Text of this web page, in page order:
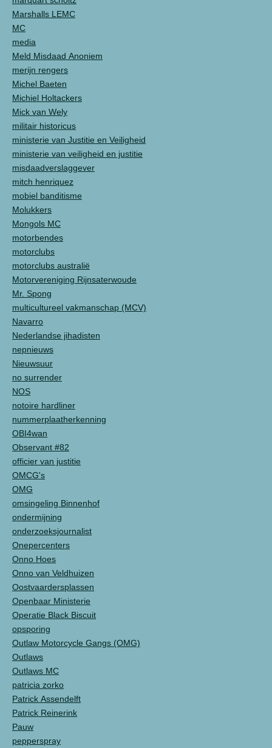
Marshalls LEMC
MC
media
Meld Misdaad Anoniem
merijn rengers
Michel Baeten
Michiel Holtackers
Mick van Wely
militair historicus
ministerie van Justitie en Veiligheid
ministerie van veiligheid en justitie
misdaadverslaggever
mitch henriquez
mobiel banditisme
Molukkers
Mongols MC
motorbendes
motorclubs
motorclubs australië
Motorvereniging Rijnsaterwoude
Mr. Spong
multicultureel vakmanschap (MCV)
Navarro
Nederlandse jihadisten
nepnieuws
Nieuwsuur
no surrender
NOS
notoire hardliner
nummerplaatherkenning
OBI4wan
Observant #82
officier van justitie
OMCG's
OMG
omsingeling Binnenhof
ondermijning
onderzoeksjournalist
Onepercenters
Onno Hoes
Onno van Veldhuizen
Oostvaardersplassen
Openbaar Ministerie
Operatie Black Biscuit
opsporing
Outlaw Motorcycle Gangs (OMG)
Outlaws
Outlaws MC
patricia zorko
Patrick Assendelft
Patrick Reinerink
Pauw
pepperspray